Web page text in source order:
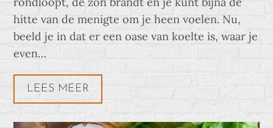
hitte van de menigte om je heen voelen. Nu,
beeld je in dat er een oase van koelte is, waar je
even…
LEES MEER